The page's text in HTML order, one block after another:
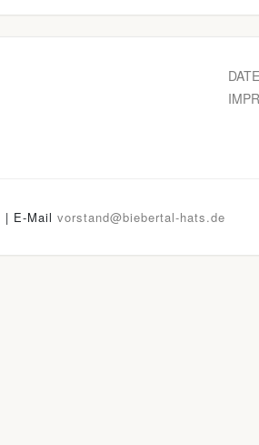
| E-Mail vorstand@biebertal-hats.de